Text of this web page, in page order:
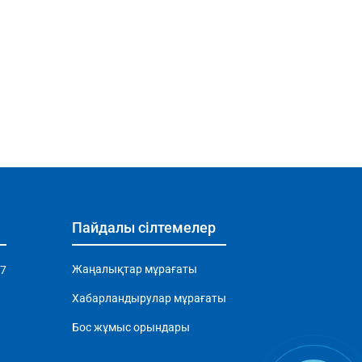
Пайдалы сілтемелер
Жаңалықтар мұрағаты
Хабарландырулар мұрағаты
Бос жұмыс орындары